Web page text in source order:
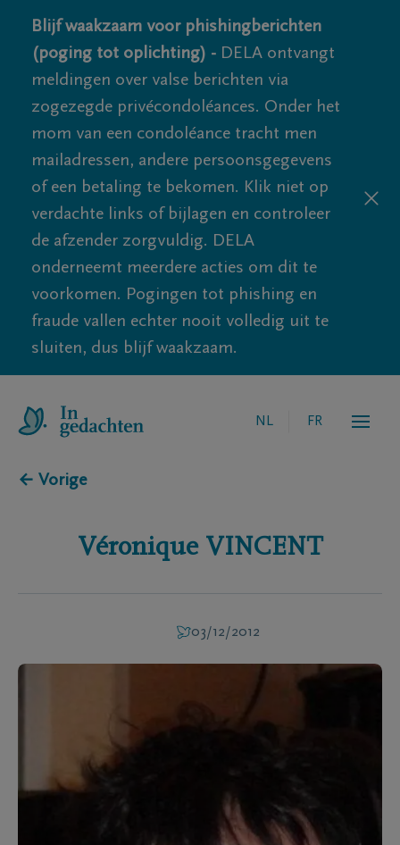
Blijf waakzaam voor phishingberichten
(poging tot oplichting) - DELA ontvangt
meldingen over valse berichten via
zogezegde privécondoléances. Onder het
mom van een condoléance tracht men
mailadressen, andere persoonsgegevens
of een betaling te bekomen. Klik niet op
verdachte links of bijlagen en controleer
de afzender zorgvuldig. DELA
onderneemt meerdere acties om dit te
voorkomen. Pogingen tot phishing en
fraude vallen echter nooit volledig uit te
sluiten, dus blijf waakzaam.
NL FR
← Vorige
Véronique VINCENT
03/12/2012